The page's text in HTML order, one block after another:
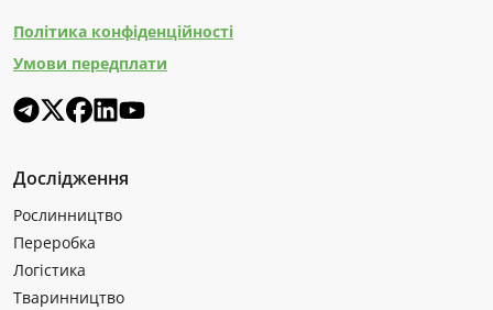
Політика конфіденційності
Умови передплати
Дослідження
Рослинництво
Переробка
Логістика
Тваринництво